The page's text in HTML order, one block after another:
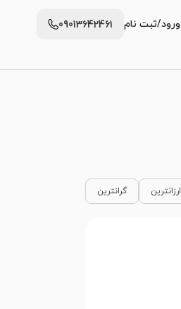
ورود/ثبت نام 09013642461
ارزانترین گرانترین